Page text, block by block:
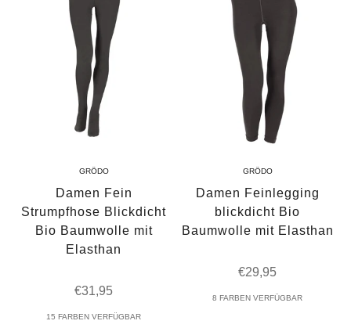
GRÖDO
Damen Fein
Strumpfhose Blickdicht
Bio Baumwolle mit
Elasthan
Angebot
€31,95
15 FARBEN VERFÜGBAR
GRÖDO
Damen Feinlegging
blickdicht Bio
Baumwolle mit Elasthan
Angebot
€29,95
8 FARBEN VERFÜGBAR